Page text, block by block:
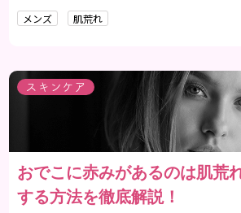
メンズ 肌荒れ
スキンケア
おでこに赤みがあるのは肌荒
する方法を徹底解説！